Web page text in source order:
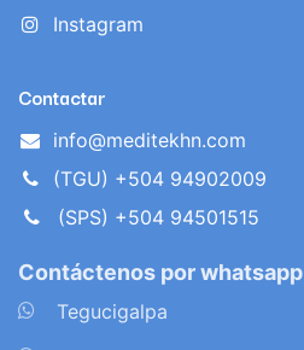
Instagram
Contactar
info@meditekhn.com
(TGU) +504 94902009
(SPS) +504 94501515
Contáctenos por whatsapp
Tegucigalpa